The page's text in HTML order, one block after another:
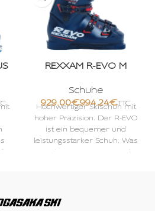
REXXAM R-EVO M
Schuhe
€
€
Hochwertiger Skischuh mit
hoher Präzision. Der R-EVO
ist ein bequemer und
leistungsstarker Schuh. Was